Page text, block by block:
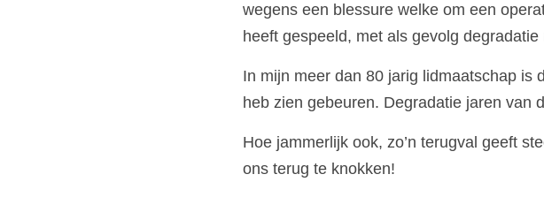
wegens een blessure welke om een
heeft gespeeld, met als gevolg
In mijn meer dan 80 jarig lidmaatschap is
heb zien gebeuren. Degradatie jaren van
Hoe jammerlijk ook, zo’n terugval geeft
ons terug te knokken!